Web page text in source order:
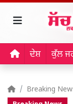
ਦੇਸ਼ ਕੁੱਲ
Breaking